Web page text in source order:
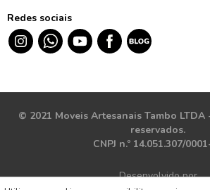
Redes sociais
© 2021 Moveis Artesanais Tambo
reservados.
CNPJ n.º 14.051.307/
Desenvolvido por